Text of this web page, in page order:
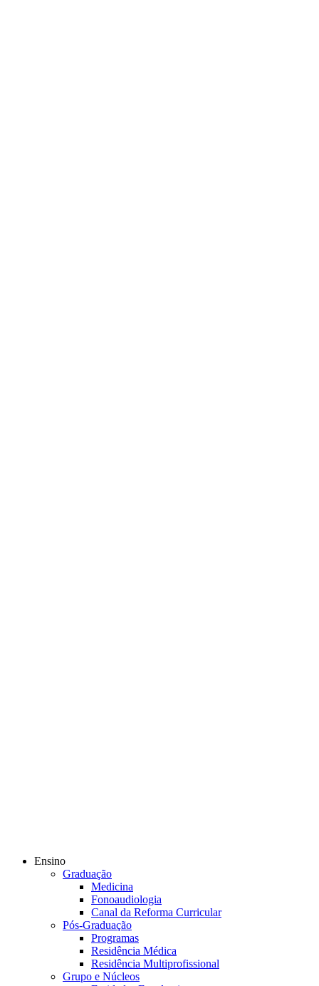
Ensino
Graduação
Medicina
Fonoaudiologia
Canal da Reforma Curricular
Pós-Graduação
Programas
Residência Médica
Residência Multiprofissional
Grupo e Núcleos